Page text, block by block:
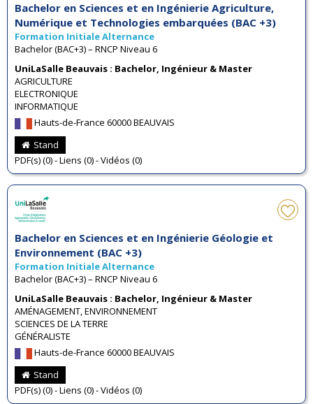
Bachelor en Sciences et en Ingénierie Agriculture,
Numérique et Technologies embarquées (BAC +3)
Formation Initiale Alternance
Bachelor (BAC+3) – RNCP Niveau 6
UniLaSalle Beauvais : Bachelor, Ingénieur & Master
AGRICULTURE
ELECTRONIQUE
INFORMATIQUE
Hauts-de-France 60000 BEAUVAIS
Stand
PDF(s) (0) - Liens (0) - Vidéos (0)
Bachelor en Sciences et en Ingénierie Géologie et
Environnement (BAC +3)
Formation Initiale Alternance
Bachelor (BAC+3) – RNCP Niveau 6
UniLaSalle Beauvais : Bachelor, Ingénieur & Master
AMÉNAGEMENT, ENVIRONNEMENT
SCIENCES DE LA TERRE
GÉNÉRALISTE
Hauts-de-France 60000 BEAUVAIS
Stand
PDF(s) (0) - Liens (0) - Vidéos (0)